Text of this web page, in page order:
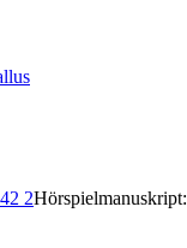
2Hörspielmanuskript: